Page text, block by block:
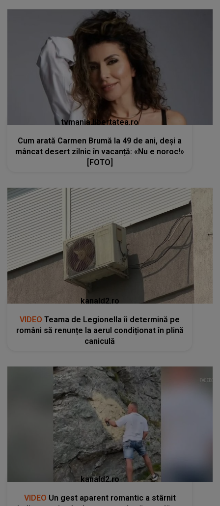
tvmania.libertatea.ro
Cum arată Carmen Brumă la 49 de ani, deși a
mâncat desert zilnic în vacanță: «Nu e noroc!»
[FOTO]
kanald2.ro
VIDEO Teama de Legionella îi determină pe
români să renunțe la aerul condiționat în plină
caniculă
kanald2.ro
VIDEO Un gest aparent romantic a stârnit